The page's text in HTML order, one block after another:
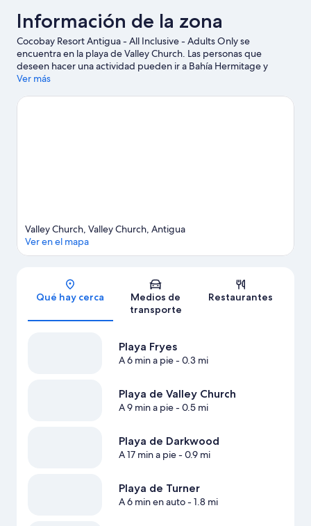
Información de la zona
Cocobay Resort Antigua - All Inclusive - Adults Only se
encuentra en la playa de Valley Church. Las personas que
deseen hacer una actividad pueden ir a Bahía Hermitage y
Falmouth Harbour Marina, mientras que quienes quieran
Church y Jolly Beach. También puedes darte una vuelta por
Ver más
Sección del mapa
Valley Church, Valley Church, Antigua
Ver en el mapa
Qué hay cerca
Medios de
transporte
Restaurantes
Playa Fryes
A 6 min a pie- 0.3 mi
Playa de Valley Church
A 9 min a pie- 0.5 mi
Playa de Darkwood
A 17 min a pie- 0.9 mi
Playa de Turner
A 6 min en auto- 1.8 mi